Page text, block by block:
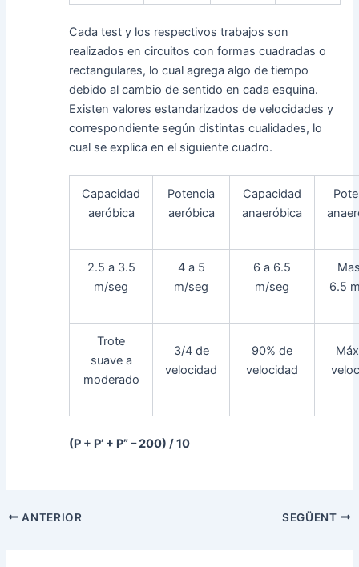
Cada test y los respectivos trabajos son
realizados en circuitos con formas cuadradas o
rectangulares, lo cual agrega algo de tiempo
debido al cambio de sentido en cada esquina.
Existen valores estandarizados de velocidades y
correspondiente según distintas cualidades, lo
cual se explica en el siguiente cuadro.
Capacidad
aeróbica
Potencia
aeróbica
Capacidad
anaeróbica
2.5 a 3.5
m/seg
4 a 5
m/seg
6 a 6.5
m/seg
6.5
Trote
suave a
moderado
3/4 de
velocidad
90% de
velocidad
(P + P’ + P” – 200) / 10
Navegació
ANTERIOR SEGÜENT